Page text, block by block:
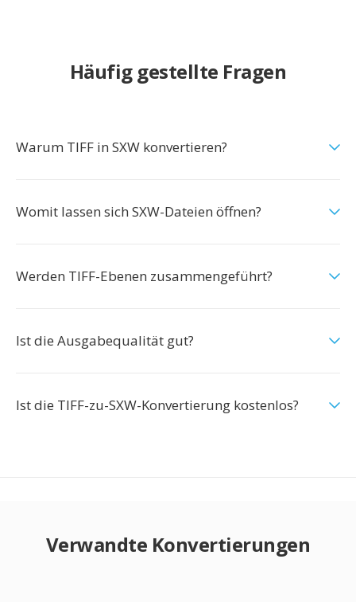
Häufig gestellte Fragen
Warum TIFF in SXW konvertieren?
Womit lassen sich SXW-Dateien öffnen?
Werden TIFF-Ebenen zusammengeführt?
Ist die Ausgabequalität gut?
Ist die TIFF-zu-SXW-Konvertierung kostenlos?
Verwandte Konvertierungen